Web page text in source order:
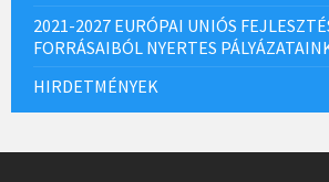
2021-2027 EURÓPAI UNIÓS
FORRÁSAIBÓL NYERTES
HIRDETMÉNYEK